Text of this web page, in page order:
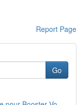
Report Page
Go